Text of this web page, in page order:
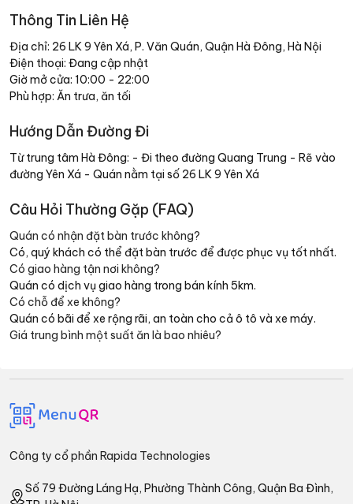
Thông Tin Liên Hệ
Địa chỉ: 26 LK 9 Yên Xá, P. Văn Quán, Quận Hà Đông, Hà Nội
Điện thoại: Đang cập nhật
Giờ mở cửa: 10:00 - 22:00
Phù hợp: Ăn trưa, ăn tối
Hướng Dẫn Đường Đi
Từ trung tâm Hà Đông: - Đi theo đường Quang Trung - Rẽ vào
đường Yên Xá - Quán nằm tại số 26 LK 9 Yên Xá
Câu Hỏi Thường Gặp (FAQ)
Quán có nhận đặt bàn trước không?
Có, quý khách có thể đặt bàn trước để được phục vụ tốt nhất.
Có giao hàng tận nơi không?
Quán có dịch vụ giao hàng trong bán kính 5km.
Có chỗ để xe không?
Quán có bãi để xe rộng rãi, an toàn cho cả ô tô và xe máy.
Giá trung bình một suất ăn là bao nhiêu?
Công ty cổ phần Rapida Technologies
Số 79 Đường Láng Hạ, Phường Thành Công, Quận Ba Đình,